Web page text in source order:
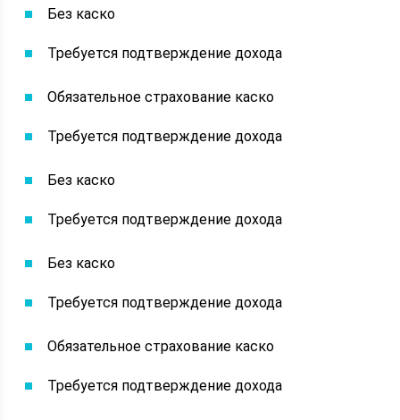
Без каско
Требуется подтверждение дохода
Обязательное страхование каско
Требуется подтверждение дохода
Без каско
Требуется подтверждение дохода
Без каско
Требуется подтверждение дохода
Обязательное страхование каско
Требуется подтверждение дохода